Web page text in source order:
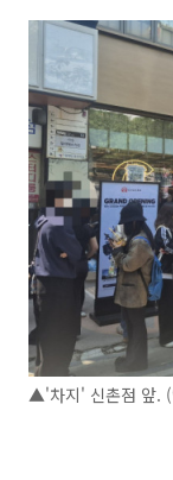
▲'차지' 신촌점 앞. (